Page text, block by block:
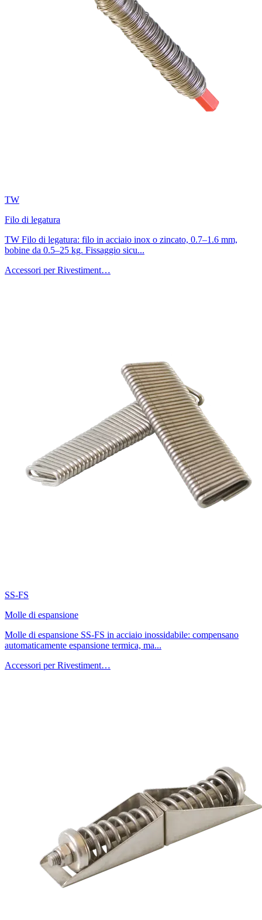
TW
Filo di legatura
TW Filo di legatura: filo in acciaio inox o zincato, 0.7–1.6 mm,
bobine da 0.5–25 kg. Fissaggio sicu...
Accessori per Rivestiment…
SS-FS
Molle di espansione
Molle di espansione SS-FS in acciaio inossidabile: compensano
automaticamente espansione termica, ma...
Accessori per Rivestiment…